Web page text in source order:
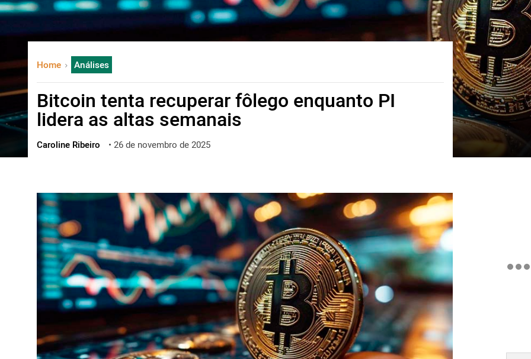
日本語
中文
한국어
العربية
ไทย
ქართული
Home Análises
Bitcoin tenta recuperar fôlego enquanto PI
lidera as altas semanais
Caroline Ribeiro • 26 de novembro de 2025